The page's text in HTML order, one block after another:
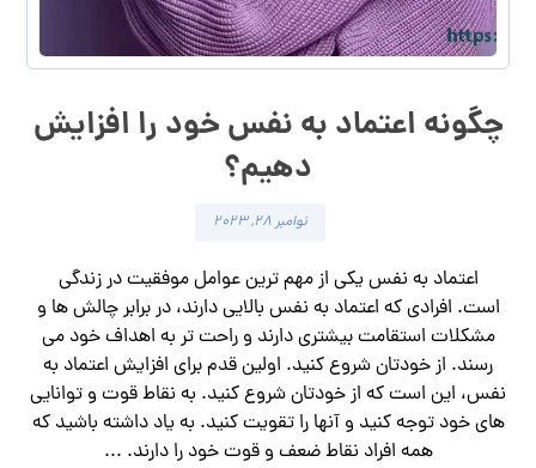
چگونه اعتماد به نفس خود را افزایش
دهیم؟
نوامبر ۲۸, ۲۰۲۳
اعتماد به نفس یکی از مهم ترین عوامل موفقیت در زندگی
است. افرادی که اعتماد به نفس بالایی دارند، در برابر چالش ها و
مشکلات استقامت بیشتری دارند و راحت تر به اهداف خود می
رسند. از خودتان شروع کنید. اولین قدم برای افزایش اعتماد به
نفس، این است که از خودتان شروع کنید. به نقاط قوت و توانایی
های خود توجه کنید و آنها را تقویت کنید. به یاد داشته باشید که
همه افراد نقاط ضعف و قوت خود را دارند. ...